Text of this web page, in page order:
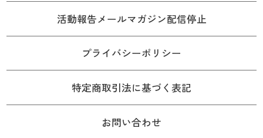
活動報告メールマガジン配信停止
プライバシーポリシー
特定商取引法に基づく表記
お問い合わせ